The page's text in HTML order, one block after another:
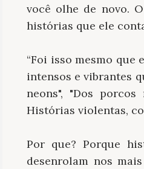
você olhe de novo.
histórias que ele
“Foi isso mesmo que
intensos e vibrantes
neons", "Dos
Histórias violentas,
Por que? Porque
desenrolam nos